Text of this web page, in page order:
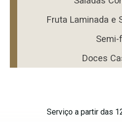
Fruta Laminada e
Semi-
Doces
Serviço a partir das